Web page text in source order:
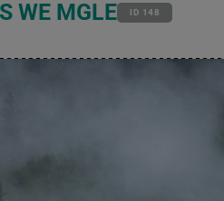
WE MGLE ID 148